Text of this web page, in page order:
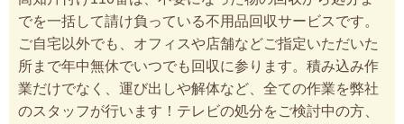
でを一括して請け負っている不用品回収サービスです。
ご自宅以外でも、オフィスや店舗などご指定いただいた
所まで年中無休でいつでも回収に参ります。積み込み作
業だけでなく、運び出しや解体など、全ての作業を弊社
のスタッフが行います！テレビの処分をご検討中の方、